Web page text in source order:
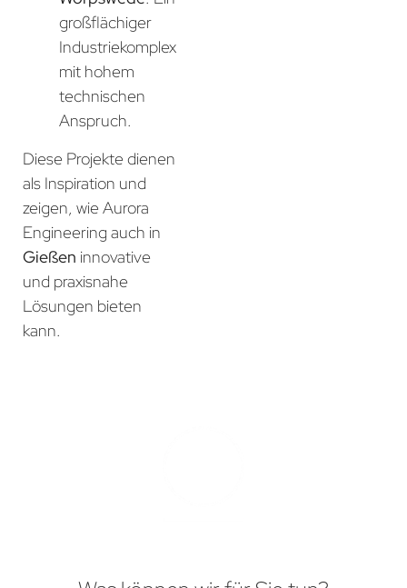
großflächiger
Industriekomplex
mit hohem
technischen
Anspruch.
Diese Projekte dienen
als Inspiration und
zeigen, wie Aurora
Engineering auch in
Gießen innovative
und praxisnahe
Lösungen bieten
kann.